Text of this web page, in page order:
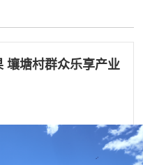
壤塘村群众乐享产业